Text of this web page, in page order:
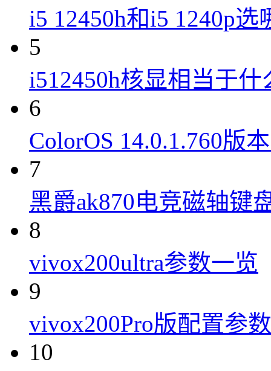
i5 12450h和i5 1240p选
5
i512450h核显相当于什
6
ColorOS 14.0.1.760版
7
黑爵ak870电竞磁轴键
8
vivox200ultra参数一览
9
vivox200Pro版配置参数
10